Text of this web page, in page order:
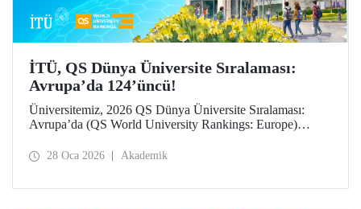
İTÜ, QS Dünya Üniversite Sıralaması:
Avrupa’da 124’üncü!
Üniversitemiz, 2026 QS Dünya Üniversite Sıralaması:
Avrupa’da (QS World University Rankings: Europe)
25’inci sırada konumlanan İTÜ, “yurt dışına giden değişim
28 Oca 2026 Akademik